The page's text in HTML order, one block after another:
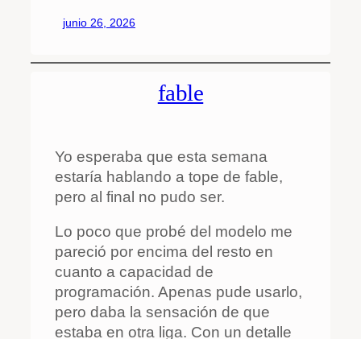
junio 26, 2026
fable
Yo esperaba que esta semana
estaría hablando a tope de fable,
pero al final no pudo ser.
Lo poco que probé del modelo me
pareció por encima del resto en
cuanto a capacidad de
programación. Apenas pude usarlo,
pero daba la sensación de que
estaba en otra liga. Con un detalle